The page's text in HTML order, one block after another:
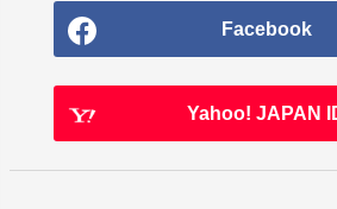
Facebook
Yahoo! JAPAN